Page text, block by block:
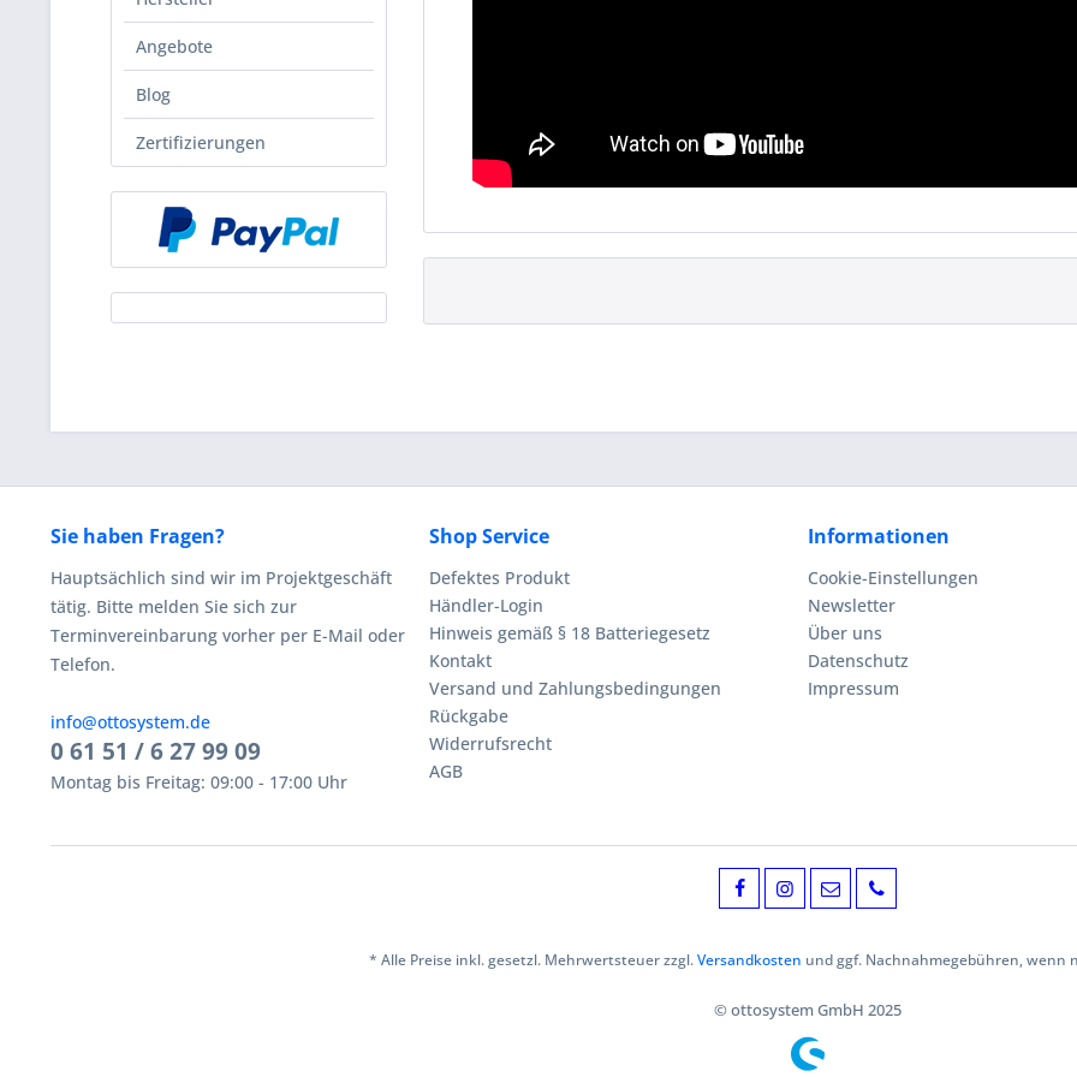
Angebote
Blog
Zertifizierungen
Sie haben Fragen?
Hauptsächlich sind wir im Projektgeschäft
tätig. Bitte melden Sie sich zur
Terminvereinbarung vorher per E-Mail oder
Telefon.
info@ottosystem.de
0 61 51 / 6 27 99 09
Montag bis Freitag: 09:00 - 17:00 Uhr
Shop Service
Defektes Produkt
Händler-Login
Hinweis gemäß § 18 Batteriegesetz
Kontakt
Versand und Zahlungsbedingungen
Rückgabe
Widerrufsrecht
AGB
Informationen
Cookie-Einstellungen
Newsletter
Über uns
Datenschutz
Impressum
* Alle Preise inkl. gesetzl. Mehrwertsteuer zzgl.Versandkosten und ggf. Nachnahmegebühren, wenn
© ottosystem GmbH 2025